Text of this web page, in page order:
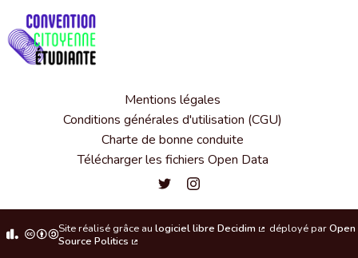
Mentions légales
Conditions générales d'utilisation (CGU)
Charte de bonne conduite
Télécharger les fichiers Open Data
Convention citoyenne étudiante
Convention citoyenne
Site réalisé grâce au logiciel libre Decidim
(Lien externe)
déployé parOpen
Source Politics